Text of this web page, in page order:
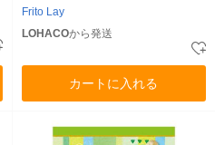
Frito Lay
LOHACOから発送
カートに入れる